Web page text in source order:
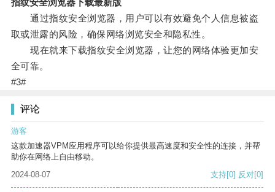
指纹安全浏览器下载最新版
通过指纹安全浏览器，用户可以有效避免个人信息被盗
取或泄露的风险，确保网络浏览安全和隐私性。
现在就来下载指纹安全浏览器，让您的网络体验更加安
全可靠。
#3#
评论
游客
这款加速器VPM应用程序可以给你提供最高速度和安全性的连接，并帮
助你在网络上自由移动。
2024-08-07
支持[0] 反对[0]